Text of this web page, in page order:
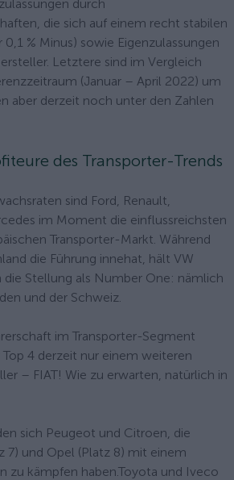
durch
die sich auf einem recht stabilen
% Minus) sowie Eigenzulassungen
Letztere sind im Vergleich
(Januar – April 2022) um
aber derzeit noch unter den Zahlen
des Transporter-Trends
sind Ford, Renault,
im Moment die einflussreichsten
Transporter-Markt. Während
die Führung innehat, hält VW
die Stellung als Number One: nämlich
und der Schweiz.
im Transporter-Segment
4 derzeit nur einem weiteren
– FIAT! Wie zu erwarten, natürlich in
sich Peugeot und Citroen, die
7) und Opel (Platz 8) mit einem
zu kämpfen haben.Toyota und Iveco